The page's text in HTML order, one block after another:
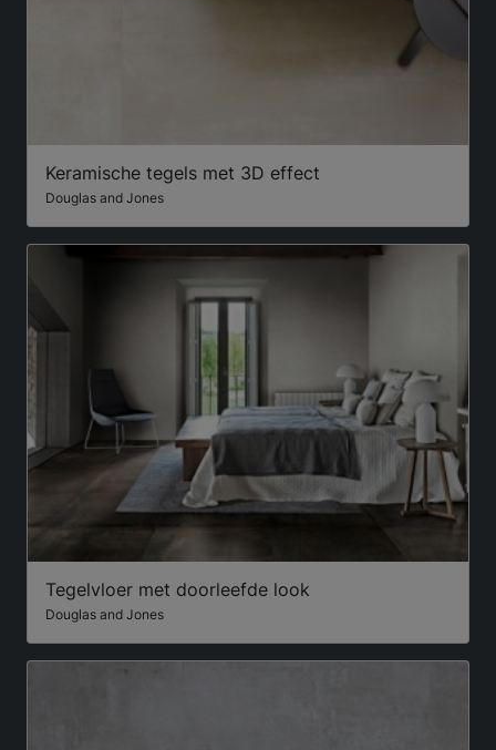
Keramische tegels met 3D effect
Douglas and Jones
Tegelvloer met doorleefde look
Douglas and Jones